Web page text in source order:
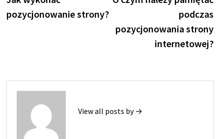
wpisu
pozycjonowanie strony?
podczas
pozycjonowania strony
internetowej?
View all posts by →